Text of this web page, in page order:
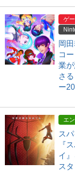
ゲ
岡
コ
業
さ
ー
エ
ス
『
イ
ス